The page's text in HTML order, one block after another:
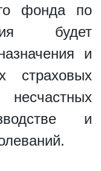
фонда по
будет
и
страховых
и